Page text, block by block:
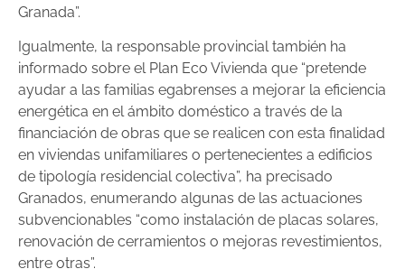
Granada”.
Igualmente, la responsable provincial también ha
informado sobre el Plan Eco Vivienda que “pretende
ayudar a las familias egabrenses a mejorar la eficiencia
energética en el ámbito doméstico a través de la
financiación de obras que se realicen con esta finalidad
en viviendas unifamiliares o pertenecientes a edificios
de tipología residencial colectiva”, ha precisado
Granados, enumerando algunas de las actuaciones
subvencionables “como instalación de placas solares,
renovación de cerramientos o mejoras revestimientos,
entre otras”.